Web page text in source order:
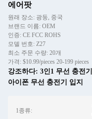
에어팟
원래 장소: 광둥, 중국
브랜드 이름: OEM
인증: CE FCC ROHS
모델 번호: Z27
최소 주문 수량: 20개
가격: $10.99/pieces 20-199 pieces
강조하다: 3인1 무선 충전기
아이폰 무선 충전기 입지
1종류: